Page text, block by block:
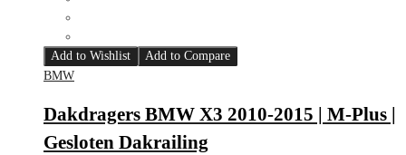
Add to Wishlist
Add to Compare
BMW
Dakdragers BMW X3 2010-2015 | M-Plus |
Gesloten Dakrailing